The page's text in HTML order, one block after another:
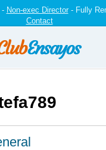
Non-exec Director- Fully
Contact